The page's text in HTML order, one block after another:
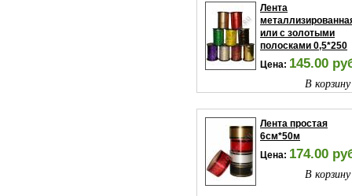
Лента
или с золотыми
полосками 0,5*250
Цена: 145.00
В
Лента простая
6см*50м
Цена: 174.00
В